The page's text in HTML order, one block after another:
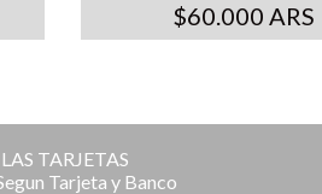
$60.000 ARS
TARJETAS
Tarjeta y Banco